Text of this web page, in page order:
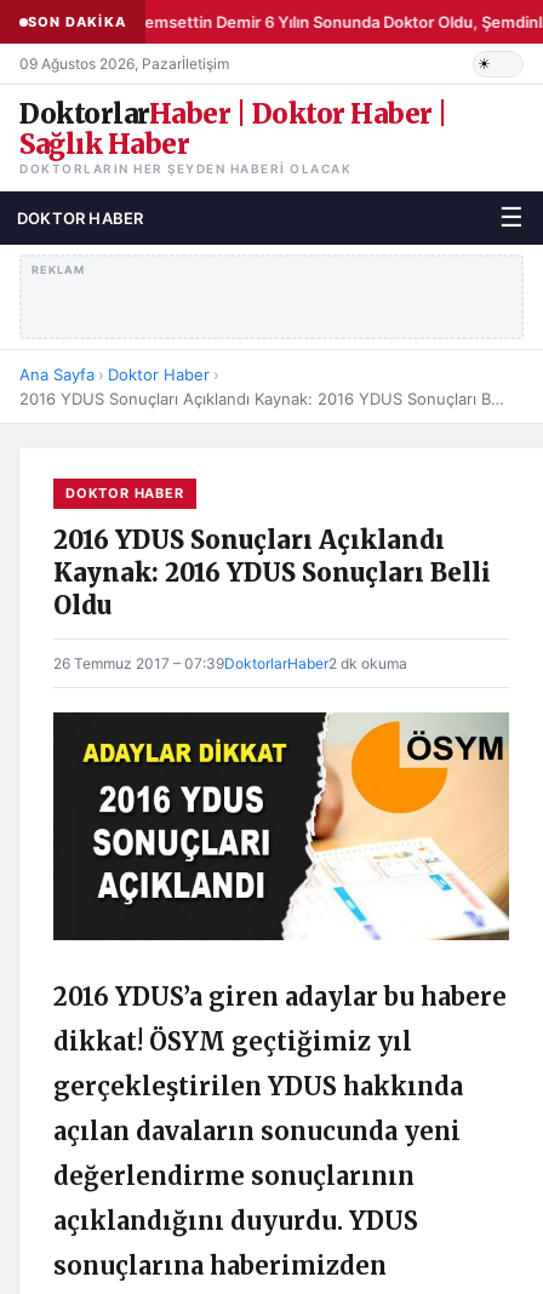
SON DAKİKA Şemsettin Demir 6 Yılın Sonunda Doktor Oldu,
09 Ağustos 2026, Pazarİletişim
DoktorlarHaber | Doktor Haber |
Sağlık Haber
DOKTORLARIN HER ŞEYDEN HABERI OLACAK
DOKTOR HABER ☰
REKLAM
Ana Sayfa › Doktor Haber ›
2016 YDUS Sonuçları Açıklandı Kaynak: 2016 YDUS Sonuçları Belli Oldu
DOKTOR HABER
2016 YDUS Sonuçları Açıklandı
Kaynak: 2016 YDUS Sonuçları Belli
Oldu
26 Temmuz 2017 – 07:39DoktorlarHaber2 dk okuma
2016 YDUS’a giren adaylar bu habere
dikkat! ÖSYM geçtiğimiz yıl
gerçekleştirilen YDUS hakkında
açılan davaların sonucunda yeni
değerlendirme sonuçlarının
açıklandığını duyurdu. YDUS
sonuçlarına haberimizden